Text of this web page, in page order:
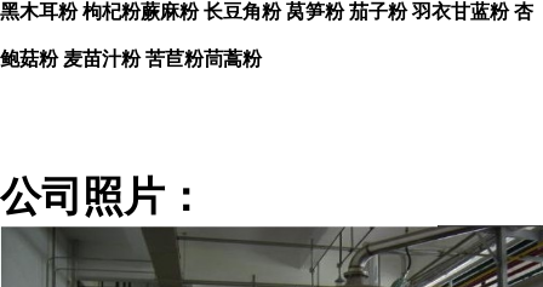
黑木耳粉 枸杞粉蕨麻粉 长豆角粉 莴笋粉 茄子粉 羽衣甘蓝粉 杏
鲍菇粉 麦苗汁粉 苦苣粉茼蒿粉
公司照片：